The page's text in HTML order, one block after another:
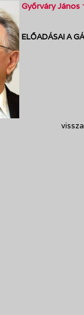
Győrváry János
ELŐADÁSAI A